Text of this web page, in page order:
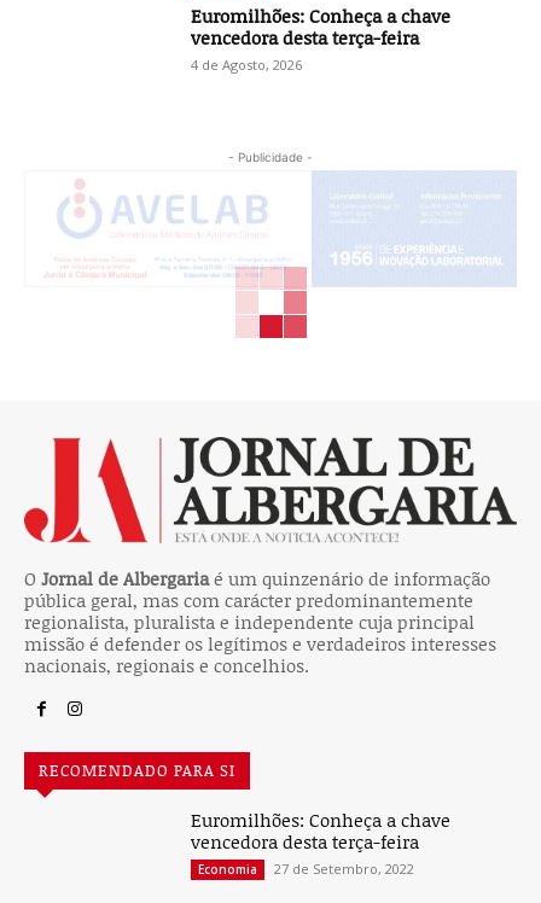
Euromilhões: Conheça a chave
vencedora desta terça-feira
4 de Agosto, 2026
- Publicidade -
O Jornal de Albergariaé um quinzenário de informação
pública geral, mas com carácter predominantemente
regionalista, pluralista e independente cuja principal
missão é defender os legítimos e verdadeiros interesses
nacionais, regionais e concelhios.
RECOMENDADO PARA SI
Euromilhões: Conheça a chave
vencedora desta terça-feira
Economia 27 de Setembro, 2022